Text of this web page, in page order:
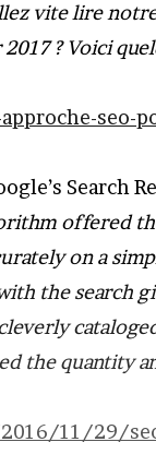
vite lire
? Voici
seo-
Search
offered
on a
the search
the quantity
11/29/